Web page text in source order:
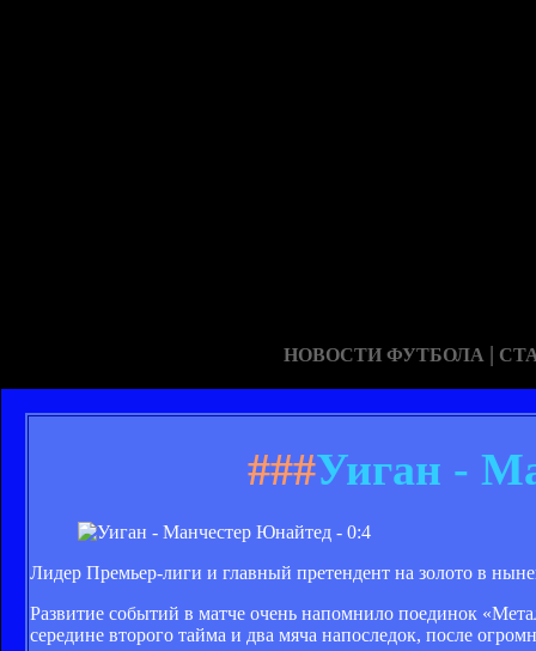
НОВОСТИ ФУТБОЛА |
###Уиган -
Лидер Премьер-лиги и главный претендент на золото в
Развитие событий в матче очень напомнило поединок
середине второго тайма и два мяча напоследок, после